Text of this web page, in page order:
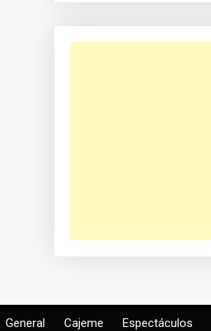
General Cajeme Espectáculos